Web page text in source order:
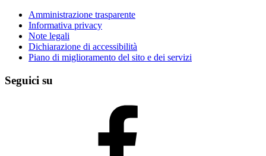
Amministrazione trasparente
Informativa privacy
Note legali
Dichiarazione di accessibilità
Piano di miglioramento del sito e dei servizi
Seguici su